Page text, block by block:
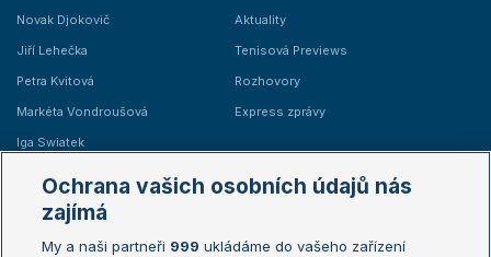
Novak Djokovič
Jiří Lehečka
Petra Kvitová
Markéta Vondroušová
Iga Swiatek
Aktuality
Tenisová Previews
Rozhovory
Express zprávy
Žebříčky
Žebříček ATP (muži)
Australian Open
Ochrana vašich osobních údajů nás
zajímá
My a naši partneři 999 ukládáme do vašeho zařízení